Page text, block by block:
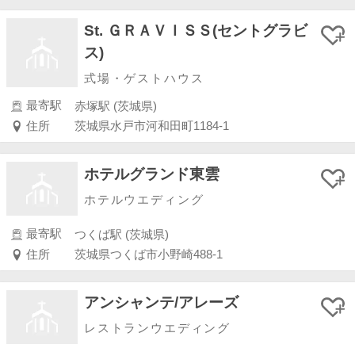
St. ＧＲＡＶＩＳＳ(セントグラビ
ス)
式場・ゲストハウス
最寄駅
赤塚駅 (茨城県)
住所
茨城県水戸市河和田町1184-1
ホテルグランド東雲
ホテルウエディング
最寄駅
つくば駅 (茨城県)
住所
茨城県つくば市小野崎488-1
アンシャンテ/アレーズ
レストランウエディング